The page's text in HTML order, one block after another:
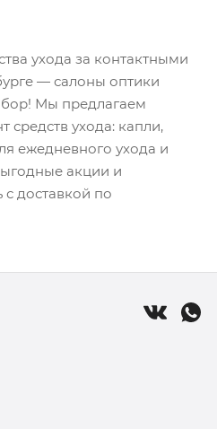
ухода за контактными
— салоны оптики
Мы предлагаем
средств ухода: капли,
ежедневного ухода и
акции и
доставкой по